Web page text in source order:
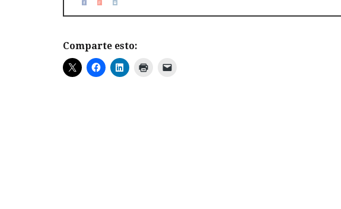
Comparte esto: